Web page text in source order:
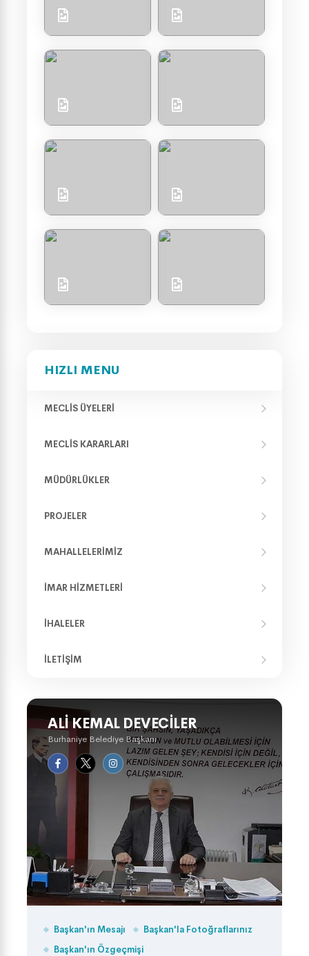
HIZLI MENU
MECLIS ÜYELERI
MECLIS KARARLARI
MÜDÜRLÜKLER
PROJELER
MAHALLELERIMIZ
İMAR HIZMETLERI
İHALELER
İLETIŞIM
ALI KEMAL DEVECILER
Burhaniye Belediye Başkanı
Başkan'ın Mesajı
Başkan'la Fotoğraflarınız
Başkan'ın Özgeçmişi